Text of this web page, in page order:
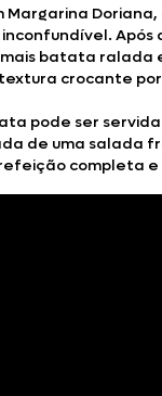
Após
batata ralada
crocante
pode ser
de uma salada
completa e